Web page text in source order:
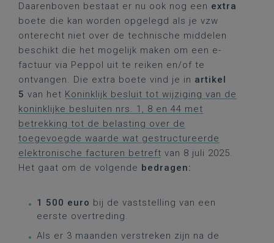
Daarenboven bestaat er nu ook nog een extra
boete die kan worden opgelegd als je vzw
onterecht niet over de technische middelen
beschikt die het mogelijk maken om een e-
factuur via Peppol uit te reiken en/of te
ontvangen. Die extra boete vind je in artikel
5 van het Koninklijk besluit tot wijziging van de
koninklijke besluiten nrs. 1, 8 en 44 met
betrekking tot de belasting over de
toegevoegde waarde wat gestructureerde
elektronische facturen betreft van 8 juli 2025.
Het gaat om de volgende bedragen:
1 500 euro bij de vaststelling van een
eerste overtreding.
Als er 3 maanden verstreken zijn na de